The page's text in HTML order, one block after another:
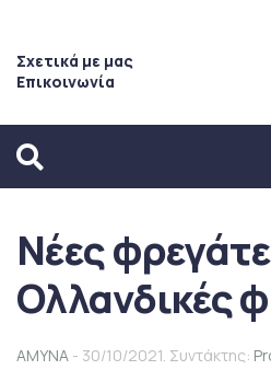
Σχετικά με μας
Επικοινωνία
Νέες
Ολλανδικές
ΑΜΥΝΑ - 30/10/2021. Συντάκτης: